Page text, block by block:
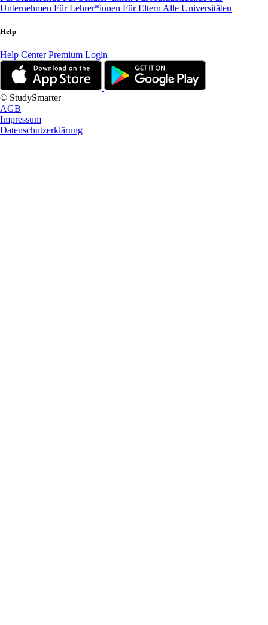
Unternehmen Für Lehrer*innen Für Eltern Alle Universitäten
Help
Help CenterPremium Login
© StudySmarter
AGB
Impressum
Datenschutzerklärung